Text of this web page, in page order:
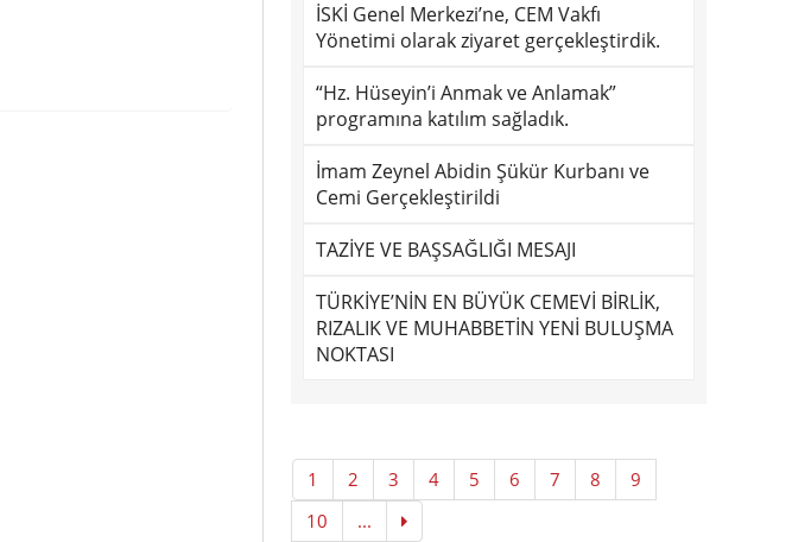
İSKİ Genel Merkezi’ne, CEM Vakfı
Yönetimi olarak ziyaret gerçekleştirdik.
“Hz. Hüseyin’i Anmak ve Anlamak”
programına katılım sağladık.
İmam Zeynel Abidin Şükür Kurbanı ve
Cemi Gerçekleştirildi
TAZİYE VE BAŞSAĞLIĞI MESAJI
TÜRKİYE’NİN EN BÜYÜK CEMEVİ BİRLİK,
RIZALIK VE MUHABBETİN YENİ BULUŞMA
NOKTASI
1 2 3 4 5 6 7 8
9
10
...